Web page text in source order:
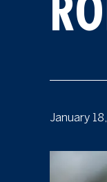
January